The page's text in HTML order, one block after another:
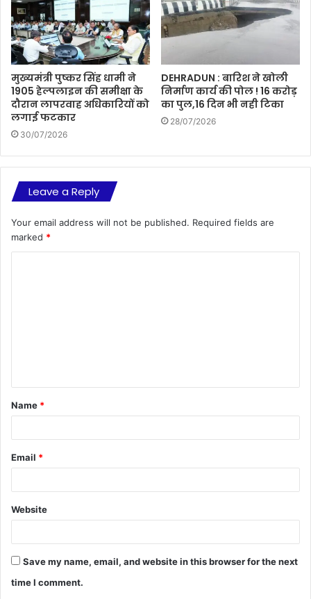
मुख्यमंत्री पुष्कर सिंह धामी ने
1905 हेल्पलाइन की समीक्षा के
दौरान लापरवाह अधिकारियों को
लगाई फटकार
30/07/2026
DEHRADUN : बारिश ने खोली
निर्माण कार्य की पोल ! 16 करोड़
का पुल,16 दिन भी नही टिका
28/07/2026
Leave a Reply
Your email address will not be published. Required fields are
marked *
t
*
Name *
Email *
Website
Save my name, email, and website in this browser for the next
time I comment.